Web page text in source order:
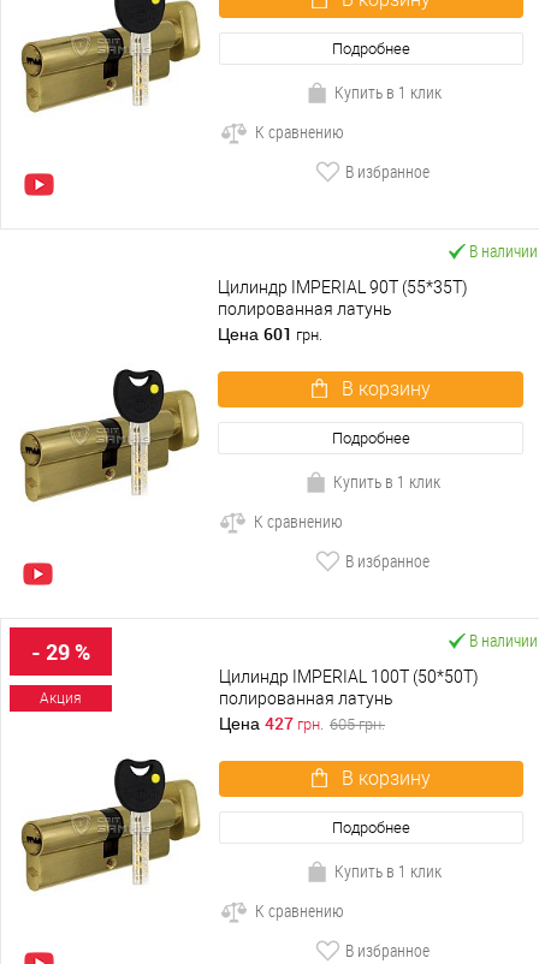
Подробнее
Купить в 1 клик
К сравнению
В избранное
В наличии
Цилиндр IMPERIAL 90T (55*35T)
полированная латунь
Цена 601 грн.
В корзину
Подробнее
Купить в 1 клик
К сравнению
В избранное
- 29 %
Акция
В наличии
Цилиндр IMPERIAL 100T (50*50T)
полированная латунь
Цена 427 грн. 605грн.
В корзину
Подробнее
Купить в 1 клик
К сравнению
В избранное